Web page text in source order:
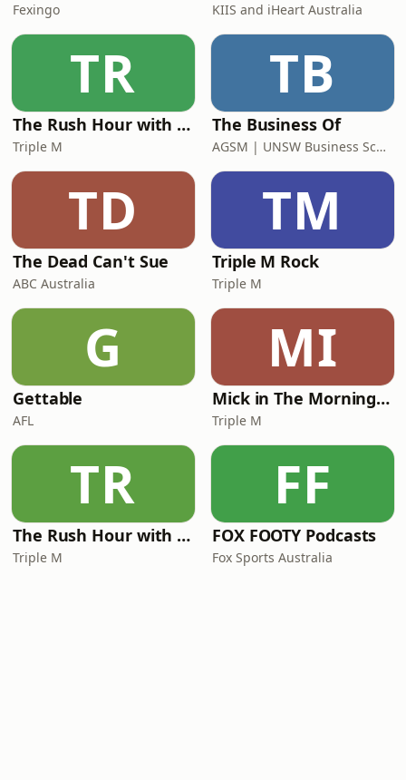
Fexingo KIIS and iHeart Australia
TR
The Rush Hour with Dobbo & Elliott
Triple M
TB
The Business Of
AGSM | UNSW Business School
TD
The Dead Can't Sue
ABC Australia
TM
Triple M Rock
Triple M
G
Gettable
AFL
MI
Mick in The Morning with Roo, Titus and Rosie
Triple M
TR
The Rush Hour with JB & Billy
Triple M
FF
FOX FOOTY Podcasts
Fox Sports Australia